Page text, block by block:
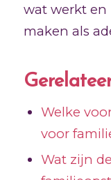
wat werkt en
maken als
Welke
voor
Wat zijn